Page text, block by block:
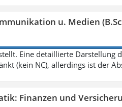
u. Medien
Eine detaillierte Darstellung
(kein NC), allerdings ist der
Finanzen und